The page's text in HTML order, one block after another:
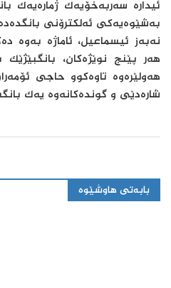
ئیدارە سەربەخۆیەک ژمارەیەک
بەشێوەیەکی ئەلکترۆنی
نەبەز ئیسماعیل، ئاماژە بەوە
هەر پێنج نوێژەکان،
هەولێرەوە تاوەکوو حاجی
شارەدێی و گوندەکانەوە یەک
بابەتی هاوشێوە